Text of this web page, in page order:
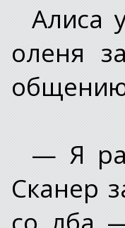
Алиса
оленя
— Я
Сканер